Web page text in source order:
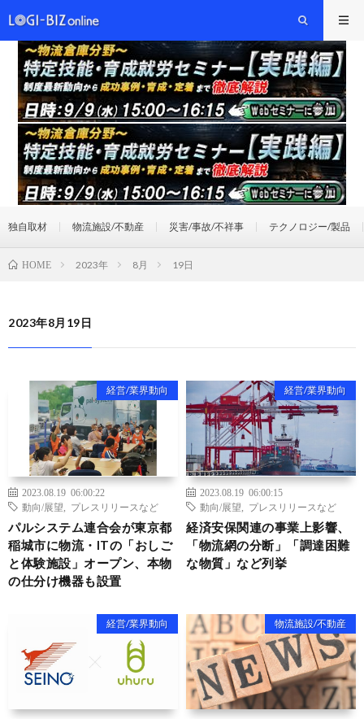
独自取材 物流施設/不動産 災害/事故/不祥事 テクノロジー/製品
HOME 2023年 8月 19日
2023年8月19日
経営/業界動向
2023.08.19 06:00:22
動向/展望
プレスリリースなど
パルシステム連合会が東京都
稲城市に物流・ITの「おしご
と体験施設」オープン、本物
の仕分け機器も設置
経営/業界動向
2023.08.19 06:00:15
動向/展望
プレスリリースなど
経済安保関連の事業上影響、
「物流網の分断」「調達困難
な物質」など列挙
経営/業界動向 物流施設/不動産